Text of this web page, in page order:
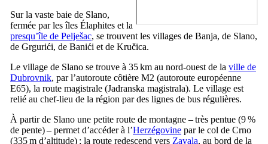
Sur la vaste baie de Slano,
fermée par les îles Élaphites et la
presqu’île de Pelješac, se trouvent les villages de Banja, de Slano,
de Grgurići, de Banići et de Kručica.
Le village de Slano se trouve à 35 km au nord-ouest de la ville de
Dubrovnik, par l’autoroute côtière M2 (autoroute européenne
E65), la route magistrale (Jadranska magistrala). Le village est
relié au chef-lieu de la région par des lignes de bus régulières.
À partir de Slano une petite route de montagne – très pentue (9 %
de pente) – permet d’accéder à l’Herzégovine par le col de Crno
(335 m d’altitude) ; la route redescend vers Zavala, au bord de la